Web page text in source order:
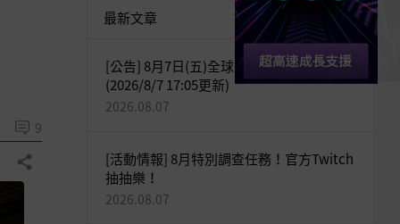
9
分享
最新文章
[公告] 8月7日(五)全球交易所臨時維護公告
(2026/8/7 17:05更新)
2026.08.07
[活動情報] 8月特別調查任務！官方Twitch
抽抽樂！
2026.08.07